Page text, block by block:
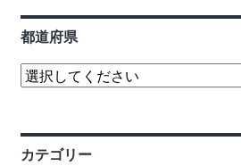
都道府県
カテゴリー